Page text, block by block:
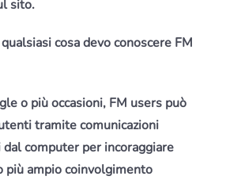
sito.
cosa devo conoscere FM
o più occasioni, FM users può
tramite comunicazioni
computer per incoraggiare
più ampio coinvolgimento